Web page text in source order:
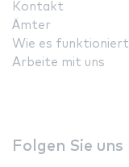
Kontakt
Ämter
Wie es funktioniert
Arbeite mit uns
Folgen Sie uns